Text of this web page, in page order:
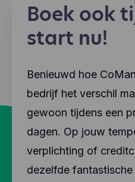
Boek ook
start nu!
Benieuwd hoe
bedrijf het verschil
gewoon tijdens een
dagen. Op jouw
verplichting of
dezelfde